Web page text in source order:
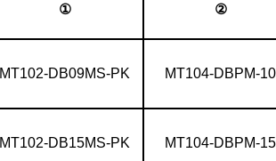
①
②
MT102-DB09MS-PK MT104-DBPM-10
MT102-DB15MS-PK MT104-DBPM-15